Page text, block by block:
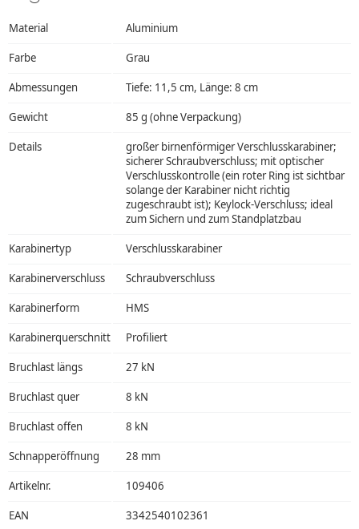
Material Aluminium
Farbe Grau
Abmessungen Tiefe: 11,5 cm, Länge: 8 cm
Gewicht 85 g (ohne Verpackung)
Details
großer birnenförmiger Verschlusskarabiner;
sicherer Schraubverschluss; mit optischer
Verschlusskontrolle (ein roter Ring ist sichtbar
solange der Karabiner nicht richtig
zugeschraubt ist); Keylock-Verschluss; ideal
zum Sichern und zum Standplatzbau
Karabinertyp Verschlusskarabiner
Karabinerverschluss Schraubverschluss
Karabinerform HMS
Karabinerquerschnitt Profiliert
Bruchlast längs 27 kN
Bruchlast quer 8 kN
Bruchlast offen 8 kN
Schnapperöffnung 28 mm
Artikelnr. 109406
EAN 3342540102361